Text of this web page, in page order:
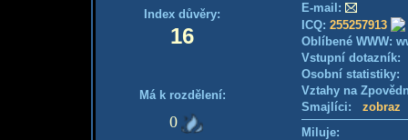
Index důvěry:
16
Má k rozdělení:
0
E-mail:
ICQ: 255257913
Oblíbené WWW:
Vstupní
Osobní
Vztahy na
Smajlíci: zobraz
Miluje: